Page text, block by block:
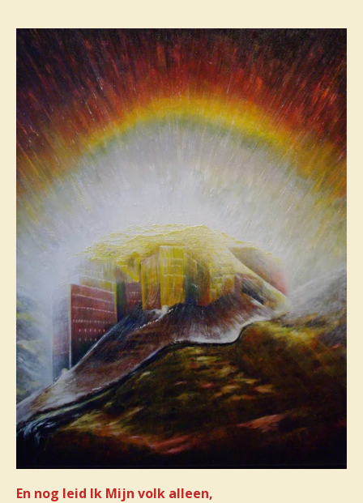
En nog leid Ik Mijn volk alleen,